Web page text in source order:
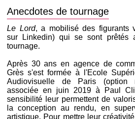
Anecdotes de tournage
Le Lord, a mobilisé des figurants
sur Linkedin) qui se sont prêtés
tournage.
Après 30 ans en agence de
Grès s'est formée à l'Ecole
Audiovisuelle de Paris (option
associée en juin 2019 à Paul
sensibilité leur permettent de
la conception au rendu, en
artistique. Pour mettre leur